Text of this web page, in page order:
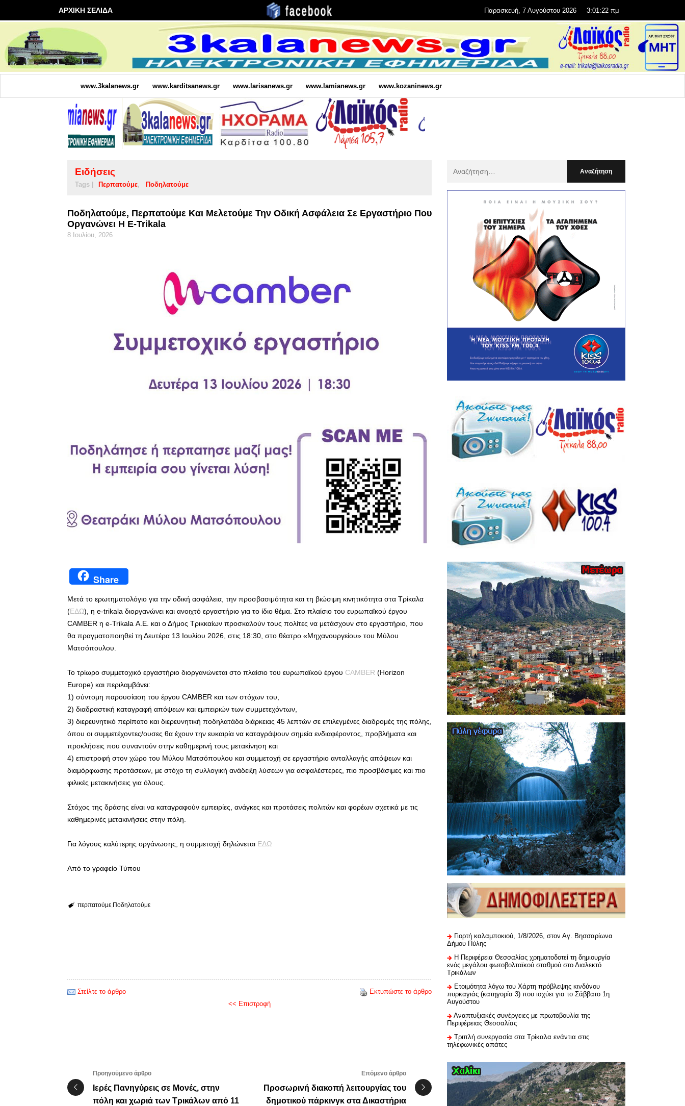
ΑΡΧΙΚΗ ΣΕΛΙΔΑ Παρασκευή, 7 Αυγούστου 2026 3:01:23 πμ
www.3kalanews.gr www.karditsanews.gr www.larisanews.gr www.lamianews.gr www.kozaninews.gr
Ειδήσεις
Tags | Περπατούμε Ποδηλατούμε
Ποδηλατούμε, Περπατούμε Και Μελετούμε Την Οδική Ασφάλεια Σε Εργαστήριο Που
Οργανώνει Η E-Trikala
8 Ιουλίου, 2026
Share
Μετά το ερωτηματολόγιο για την οδική ασφάλεια, την προσβασιμότητα και τη βιώσιμη κινητικότητα στα Τρίκαλα
(ΕΔΩ), η e-trikala διοργανώνει και ανοιχτό εργαστήριο για το ίδιο θέμα. Στο πλαίσιο του ευρωπαϊκού έργου
CAMBER η e-Trikala Α.Ε. και ο Δήμος Τρικκαίων προσκαλούν τους πολίτες να μετάσχουν στο εργαστήριο, που
θα πραγματοποιηθεί τη Δευτέρα 13 Ιουλίου 2026, στις 18:30, στο θέατρο «Μηχανουργείου» του Μύλου
Ματσόπουλου.
Το τρίωρο συμμετοχικό εργαστήριο διοργανώνεται στο πλαίσιο του ευρωπαϊκού έργου CAMBER (Horizon
Europe) και περιλαμβάνει:
1) σύντομη παρουσίαση του έργου CAMBER και των στόχων του,
2) διαδραστική καταγραφή απόψεων και εμπειριών των συμμετεχόντων,
3) διερευνητικό περίπατο και διερευνητική ποδηλατάδα διάρκειας 45 λεπτών σε επιλεγμένες διαδρομές της πόλης,
όπου οι συμμετέχοντες/ουσες θα έχουν την ευκαιρία να καταγράψουν σημεία ενδιαφέροντος, προβλήματα και
προκλήσεις που συναντούν στην καθημερινή τους μετακίνηση και
4) επιστροφή στον χώρο του Μύλου Ματσόπουλου και συμμετοχή σε εργαστήριο ανταλλαγής απόψεων και
διαμόρφωσης προτάσεων, με στόχο τη συλλογική ανάδειξη λύσεων για ασφαλέστερες, πιο προσβάσιμες και πιο
φιλικές μετακινήσεις για όλους.
Στόχος της δράσης είναι να καταγραφούν εμπειρίες, ανάγκες και προτάσεις πολιτών και φορέων σχετικά με τις
καθημερινές μετακινήσεις στην πόλη.
Για λόγους καλύτερης οργάνωσης, η συμμετοχή δηλώνεται ΕΔΩ
Από το γραφείο Τύπου
περπατούμε Ποδηλατούμε
Στείλτε το άρθρο
Εκτυπώστε το άρθρο
<< Επιστροφή
Προηγούμενο άρθρο
Ιερές Πανηγύρεις σε Μονές, στην
πόλη και χωριά των Τρικάλων από 11
Επόμενο άρθρο
Προσωρινή διακοπή λειτουργίας του
δημοτικού πάρκινγκ στα Δικαστήρια
:
Γιορτή καλαμποκιού, 1/8/2026, στον Αγ. Βησσαρίωνα
Δήμου Πύλης
H Περιφέρεια Θεσσαλίας χρηματοδοτεί τη δημιουργία
ενός μεγάλου φωτοβολταϊκού σταθμού στο Διαλεκτό
Τρικάλων
Ετοιμότητα λόγω του Χάρτη πρόβλεψης κινδύνου
πυρκαγιάς (κατηγορία 3) που ισχύει για το Σάββατο 1η
Αυγούστου
Αναπτυξιακές συνέργειες με πρωτοβουλία της
Περιφέρειας Θεσσαλίας
Τριπλή συνεργασία στα Τρίκαλα ενάντια στις
τηλεφωνικές απάτες